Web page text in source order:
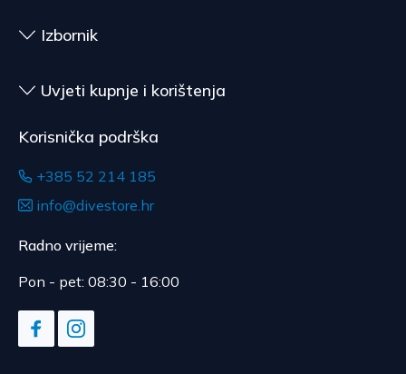
Izbornik
Uvjeti kupnje i korištenja
Korisnička podrška
+385 52 214 185
info@divestore.hr
Radno vrijeme:
Pon - pet: 08:30 - 16:00